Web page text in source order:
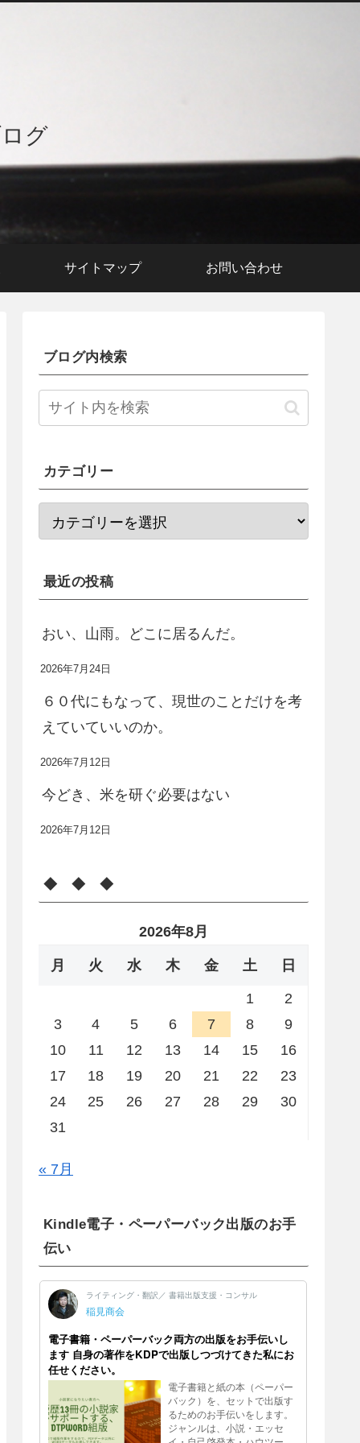
グ
サイトマップ お問い合わせ
ブログ内検索
カテゴリー
最近の投稿
おい、山雨。どこに居るんだ。
2026年7月24日
６０代にもなって、現世のことだけを考
えていていいのか。
2026年7月12日
今どき、米を研ぐ必要はない
2026年7月12日
◆ ◆ ◆
2026年8月
月 火 水 木 金 土 日
1
2
3
4 5 6 7 8
9
10
11 12 13 14 15
16
17
18 19 20 21 22
23
24
25 26 27 28 29
30
31
« 7月
Kindle電子・ペーパーバック出版のお手
伝い